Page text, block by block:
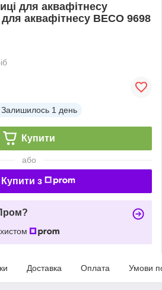
для аквафітнесу
аквафітнесу BECO 9698
Залишилось 1 день
Купити
або
Купити з
Доставка Оплата Умови